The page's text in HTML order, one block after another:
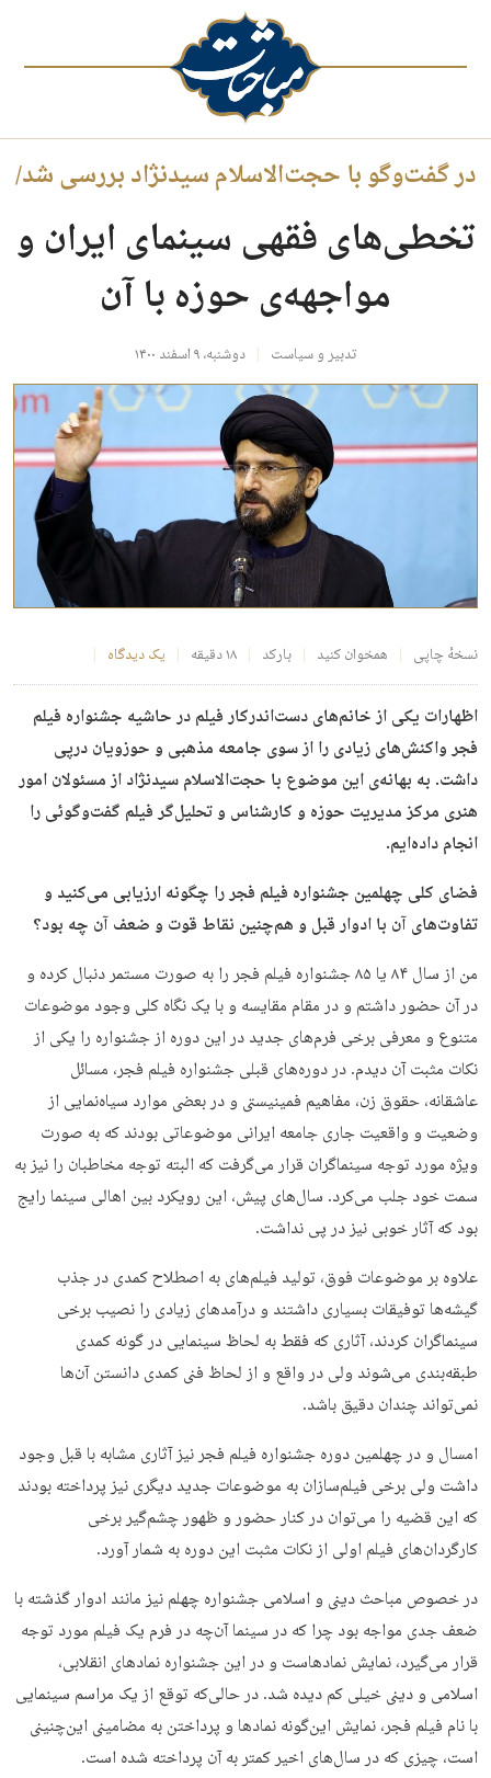
در گفت‌وگو با حجت‌الاسلام سیدنژاد بررسی شد/
تخطی‌های فقهی سینمای ایران و
مواجهه‌ی حوزه با آن
تدبیر و سیاست دوشنبه، ۹ اسفند ۱۴۰۰
نسخهٔ چاپی همخوان کنید بارکد ۱۸ دقیقه یک دیدگاه
اظهارات یکی از خانم‌های دست‌اندرکار فیلم در حاشیه جشنواره فیلم
فجر واکنش‌های زیادی را از سوی جامعه مذهبی و حوزویان درپی
داشت. به بهانه‌ی این موضوع با حجت‌الاسلام سیدنژاد از مسئولان امور
هنری مرکز مدیریت حوزه و کارشناس و تحلیل‌گر فیلم گفت‌وگوئی را
انجام داده‌ایم.
فضای کلی چهلمین جشنواره فیلم فجر را چگونه ارزیابی می‌کنید و
تفاوت‌های آن با ادوار قبل و هم‌چنین نقاط قوت و ضعف آن‌ چه بود؟
من از سال ۸۴ یا ۸۵ جشنواره فیلم فجر را به صورت مستمر دنبال کرده و
در آن حضور داشتم و در مقام مقایسه و با یک نگاه کلی وجود موضوعات
متنوع و معرفی برخی فرم‌های جدید در این دوره از جشنواره را یکی از
نکات مثبت آن دیدم. در دوره‌های قبلی جشنواره فیلم فجر، مسائل
عاشقانه، حقوق زن، مفاهیم فمینیستی و در بعضی موارد سیاه‌نمایی از
وضعیت و واقعیت جاری جامعه ایرانی موضوعاتی بودند که به صورت
ویژه مورد توجه سینماگران قرار می‌گرفت که البته توجه مخاطبان را نیز به
سمت خود جلب می‌کرد. سال‌های پیش، این رویکرد بین اهالی سینما رایج
بود که آثار خوبی نیز در پی نداشت.
علاوه بر موضوعات فوق، تولید فیلم‌های به اصطلاح کمدی در جذب
گیشه‌ها توفیقات بسیاری داشتند و درآمدهای زیادی را نصیب برخی
سینماگران کردند، آثاری که فقط به لحاظ سینمایی در گونه کمدی
طبقه‌بندی می‌شوند ولی در واقع و از لحاظ فنی کمدی دانستن آن‌ها
نمی‌تواند چندان دقیق باشد.
امسال و در چهلمین دوره جشنواره فیلم فجر نیز آثاری مشابه با قبل وجود
داشت ولی برخی فیلم‌سازان به موضوعات جدید دیگری نیز پرداخته بودند
که این قضیه را می‌توان در کنار حضور و ظهور چشم‌گیر برخی
کارگردان‌های فیلم اولی از نکات مثبت این دوره به شمار آورد.
در خصوص مباحث دینی و اسلامی جشنواره چهلم نیز مانند ادوار گذشته با
ضعف جدی مواجه بود چرا که در سینما آن‌چه در فرم یک فیلم مورد توجه
قرار می‌گیرد، نمایش نمادهاست و در این جشنواره نمادهای انقلابی،
اسلامی و دینی خیلی کم دیده شد. در حالی‌که توقع از یک مراسم سینمایی
با نام فیلم فجر، نمایش این‌گونه نمادها و پرداختن به مضامینی این‌چنینی
است، چیزی که در سال‌های اخیر کمتر به آن پرداخته شده است.